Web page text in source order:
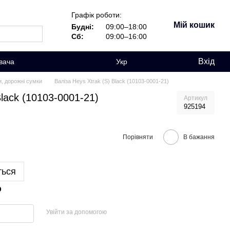
Графік роботи:
Будні:
09:00–18:00
Сб:
09:00–16:00
Мій кошик
Укр Вхід
дорожні сумки Валіза Heys Xtrak (S) Black (10103-0001-21)
(10103-0001-21) Артикул
925194
Порівняти В бажання
Увійти за допомогою